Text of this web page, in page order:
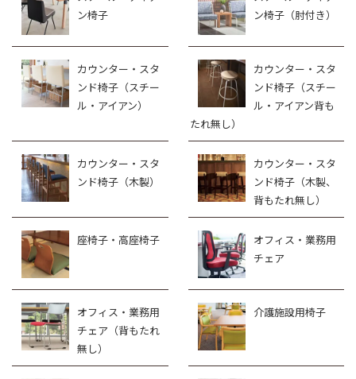
ン椅子
ン椅子（肘付き）
カウンター・スタ
ンド椅子（スチー
ル・アイアン）
カウンター・スタ
ンド椅子（スチー
ル・アイアン背も
たれ無し）
カウンター・スタ
ンド椅子（木製）
カウンター・スタ
ンド椅子（木製、
背もたれ無し）
座椅子・高座椅子
オフィス・業務用
チェア
オフィス・業務用
チェア（背もたれ
無し）
介護施設用椅子